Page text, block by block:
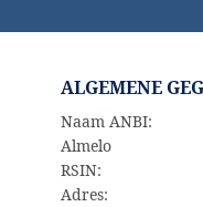
ALGEMENE
Naam
Almelo
Adres: